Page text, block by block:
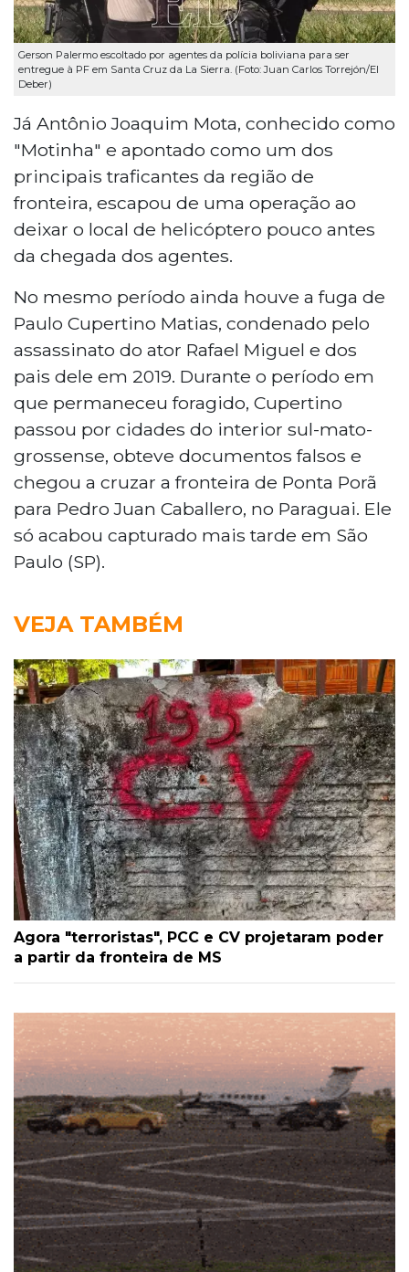
Gerson Palermo escoltado por agentes da polícia boliviana para ser
entregue à PF em Santa Cruz da La Sierra. (Foto: Juan Carlos Torrejón/El
Deber)
Já Antônio Joaquim Mota, conhecido como
"Motinha" e apontado como um dos
principais traficantes da região de
fronteira, escapou de uma operação ao
deixar o local de helicóptero pouco antes
da chegada dos agentes.
No mesmo período ainda houve a fuga de
Paulo Cupertino Matias, condenado pelo
assassinato do ator Rafael Miguel e dos
pais dele em 2019. Durante o período em
que permaneceu foragido, Cupertino
passou por cidades do interior sul-mato-
grossense, obteve documentos falsos e
chegou a cruzar a fronteira de Ponta Porã
para Pedro Juan Caballero, no Paraguai. Ele
só acabou capturado mais tarde em São
Paulo (SP).
VEJA TAMBÉM
Agora "terroristas", PCC e CV projetaram poder
a partir da fronteira de MS